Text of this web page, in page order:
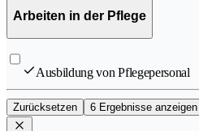
Arbeiten in der Pflege
Ausbildung von Pflegepersonal
Zurücksetzen 6 Ergebnisse anzeigen